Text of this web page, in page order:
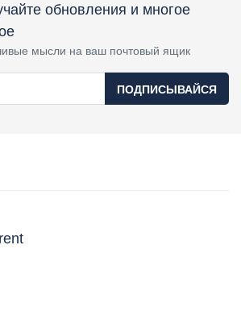
обновления и многое
мысли на ваш почтовый ящик
ПОДПИСЫВАЙСЯ